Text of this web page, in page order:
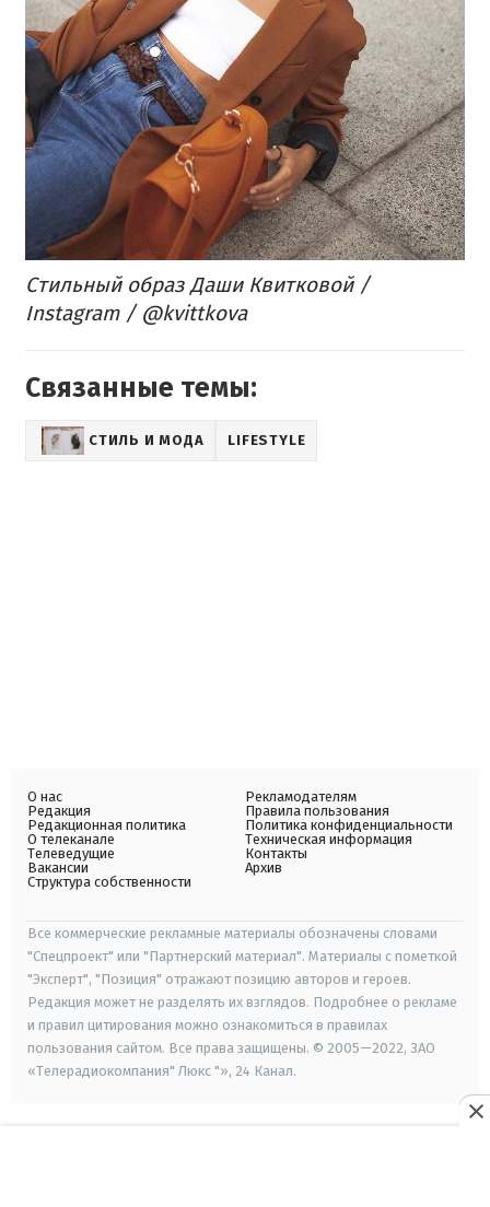
Стильный образ Даши Квитковой /
Instagram / @kvittkova
Связанные темы:
СТИЛЬ И МОДА LIFESTYLE
О нас
Редакция
Редакционная политика
О телеканале
Телеведущие
Вакансии
Структура собственности
Рекламодателям
Правила пользования
Политика конфиденциальности
Техническая информация
Контакты
Архив
Все коммерческие рекламные материалы обозначены словами
"Спецпроект" или "Партнерский материал". Материалы с пометкой
"Эксперт", "Позиция" отражают позицию авторов и героев.
Редакция может не разделять их взглядов. Подробнее о рекламе
и правил цитирования можно ознакомиться в правилах
пользования сайтом. Все права защищены. © 2005—2022, ЗАО
«Телерадиокомпания" Люкс "», 24 Канал.